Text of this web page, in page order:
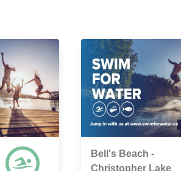
Bell's Beach -
Christopher Lake